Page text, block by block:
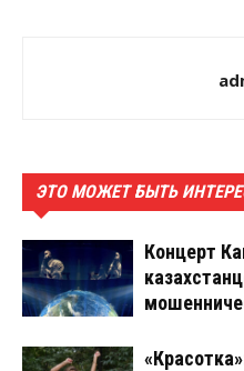
ЭТО МОЖЕТ БЫТЬ
Концерт